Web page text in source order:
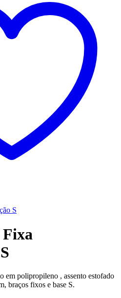
S
Fixa
em polipropileno , assento estofado
braços fixos e base S.